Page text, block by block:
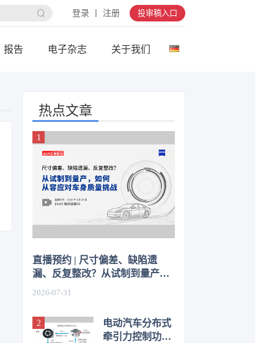
登录 丨 注册 投审稿入口
报告 电子杂志 关于我们
热点文章
直播预约 | 尺寸偏差、缺陷遗
漏、反复整改？从试制到量产，
2026-07-31
电动汽车分布式
牵引力控制功能